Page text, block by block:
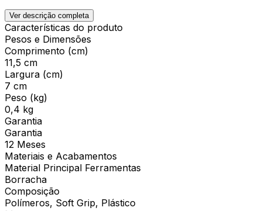
Ver descrição completa
Características do produto
Pesos e Dimensões
Comprimento (cm)
11,5 cm
Largura (cm)
7 cm
Peso (kg)
0,4 kg
Garantia
Garantia
12 Meses
Materiais e Acabamentos
Material Principal Ferramentas
Borracha
Composição
Polímeros, Soft Grip, Plástico